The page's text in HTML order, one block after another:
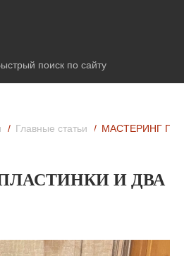
поиск по сайту
Главные статьи МАСТЕРИНГ
И ДВА